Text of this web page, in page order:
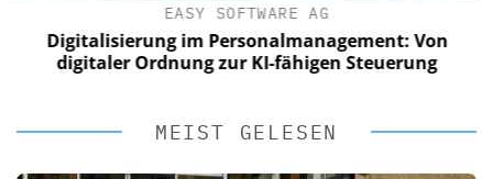
EASY SOFTWARE AG
Digitalisierung im Personalmanagement: Von
digitaler Ordnung zur KI-fähigen Steuerung
MEIST GELESEN